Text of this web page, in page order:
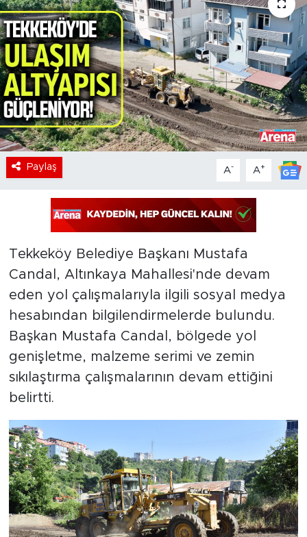
Paylaş A- A+
Tekkeköy Belediye Başkanı Mustafa
Candal, Altınkaya Mahallesi'nde devam
eden yol çalışmalarıyla ilgili sosyal medya
hesabından bilgilendirmelerde bulundu.
Başkan Mustafa Candal, bölgede yol
genişletme, malzeme serimi ve zemin
sıkılaştırma çalışmalarının devam ettiğini
belirtti.